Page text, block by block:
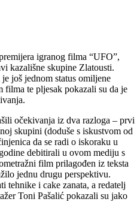
igranog filma “UFO”,
kazališne skupine Zlatousti.
još jednom status omiljene
filma te pljesak pokazali su da je
očekivanja iz dva razloga – prvi
skupini (doduše s iskustvom od
da se radi o iskoraku u
debitirali u ovom mediju s
film prilagođen iz teksta
jednu drugu perspektivu.
tehnike i cake zanata, a redatelj
Toni Pašalić pokazali su jako